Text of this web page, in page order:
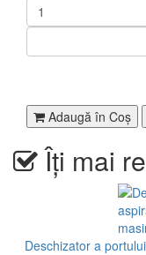
Adaugă în Coş
Îți mai
Deschizator a